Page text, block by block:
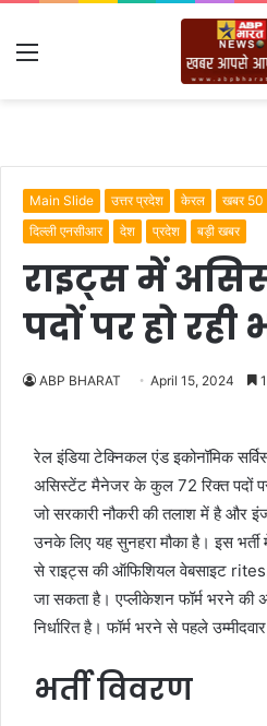
Menu
Main Slide उत्तर प्रदेश केरल खबर 50
दिल्ली एनसीआर
देश प्रदेश बड़ी खबर
राइट्स में
पदों पर हो रही
ABP BHARAT April 15, 2024
रेल इंडिया टेक्निकल एंड इकोनॉमिक
असिस्टेंट मैनेजर के कुल 72 रिक्त पदों पर
जो सरकारी नौकरी की तलाश में है और
उनके लिए यह सुनहरा मौका है। इस
से राइट्स की ऑफिशियल वेबसाइट
जा सकता है। एप्लीकेशन फॉर्म भरने
निर्धारित है। फॉर्म भरने से पहले
भर्ती विवरण